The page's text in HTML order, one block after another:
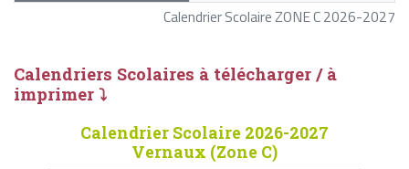
Calendrier Scolaire ZONE C 2026-2027
Calendriers Scolaires à télécharger / à
imprimer ⤵
Calendrier Scolaire 2026-2027
Vernaux (Zone C)